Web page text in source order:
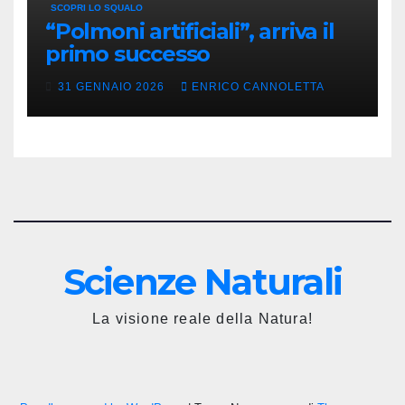
SCOPRI LO SQUALO
“Polmoni artificiali”, arriva il
primo successo
31 GENNAIO 2026 ENRICO CANNOLETTA
Scienze Naturali
La visione reale della Natura!